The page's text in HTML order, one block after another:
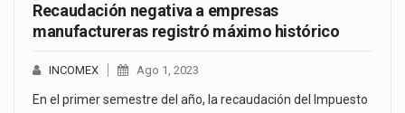
Recaudación negativa a empresas
manufactureras registró máximo histórico
INCOMEX Ago 1, 2023
En el primer semestre del año, la recaudación del Impuesto